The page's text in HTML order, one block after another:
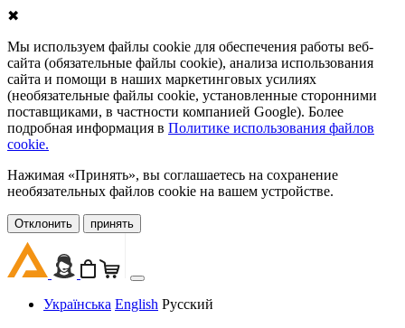
✖
Мы используем файлы cookie для обеспечения работы веб-
сайта (обязательные файлы cookie), анализа использования
сайта и помощи в наших маркетинговых усилиях
(необязательные файлы cookie, установленные сторонними
поставщиками, в частности компанией Google). Более
подробная информация в Политике использования файлов
cookie.
Нажимая «Принять», вы соглашаетесь на сохранение
необязательных файлов cookie на вашем устройстве.
Oтклонить принять
Українська English Русский